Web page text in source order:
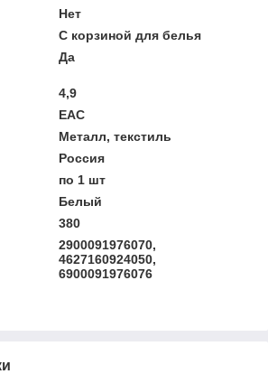
Нет
С корзиной для белья
Да
4,9
ЕАС
Металл, текстиль
Россия
по 1 шт
Белый
380
2900091976070,
4627160924050,
6900091976076